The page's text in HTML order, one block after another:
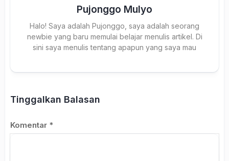
Pujonggo Mulyo
Halo! Saya adalah Pujonggo, saya adalah seorang
newbie yang baru memulai belajar menulis artikel. Di
sini saya menulis tentang apapun yang saya mau
Tinggalkan Balasan
Komentar *